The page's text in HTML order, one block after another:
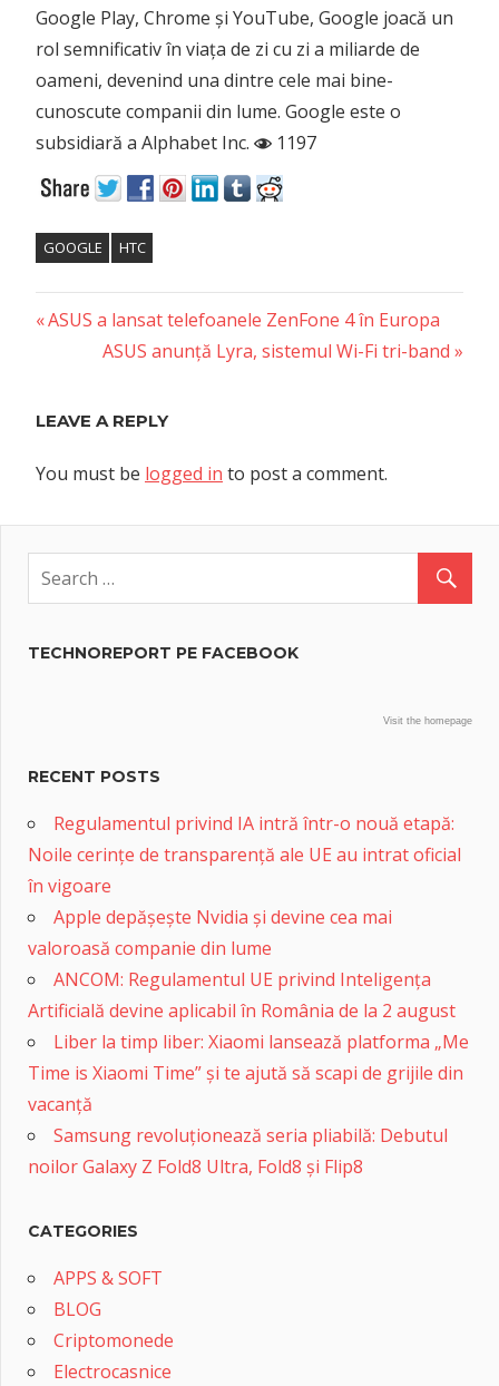
Google Play, Chrome și YouTube, Google joacă un
rol semnificativ în viața de zi cu zi a miliarde de
oameni, devenind una dintre cele mai bine-
cunoscute companii din lume. Google este o
subsidiară a Alphabet Inc.
1197
GOOGLE HTC
Post
Previous
ASUS a lansat telefoanele ZenFone 4 în Europa
Next
ASUS anunță Lyra, sistemul Wi-Fi tri-band
LEAVE A REPLY
You must be logged in to post a comment.
TECHNOREPORT PE FACEBOOK
Visit the homepage
RECENT POSTS
Regulamentul privind IA intră într-o nouă etapă:
Noile cerințe de transparență ale UE au intrat oficial
în vigoare
Apple depășește Nvidia și devine cea mai
valoroasă companie din lume
ANCOM: Regulamentul UE privind Inteligența
Artificială devine aplicabil în România de la 2 august
Liber la timp liber: Xiaomi lansează platforma „Me
Time is Xiaomi Time” și te ajută să scapi de grijile din
vacanță
Samsung revoluționează seria pliabilă: Debutul
noilor Galaxy Z Fold8 Ultra, Fold8 și Flip8
CATEGORIES
APPS & SOFT
BLOG
Criptomonede
Electrocasnice